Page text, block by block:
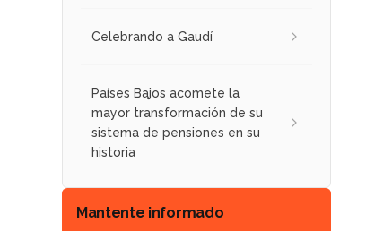
Celebrando a Gaudí
Países Bajos acomete la
mayor transformación de su
sistema de pensiones en su
historia
Mantente informado